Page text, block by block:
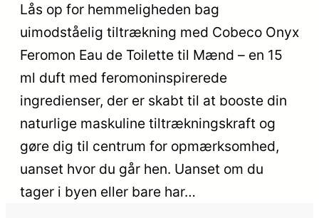
Lås op for hemmeligheden bag
uimodståelig tiltrækning med Cobeco Onyx
Feromon Eau de Toilette til Mænd – en 15
ml duft med feromoninspirerede
ingredienser, der er skabt til at booste din
naturlige maskuline tiltrækningskraft og
gøre dig til centrum for opmærksomhed,
uanset hvor du går hen. Uanset om du
tager i byen eller bare har…